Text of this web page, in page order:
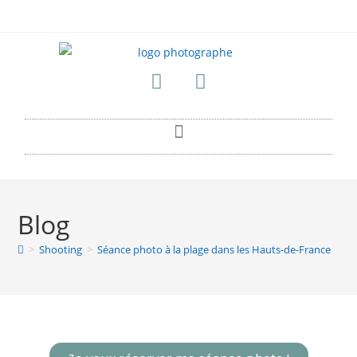
Blog
> Shooting > Séance photo à la plage dans les Hauts-de-France